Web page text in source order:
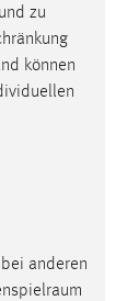
zu
können
anderen